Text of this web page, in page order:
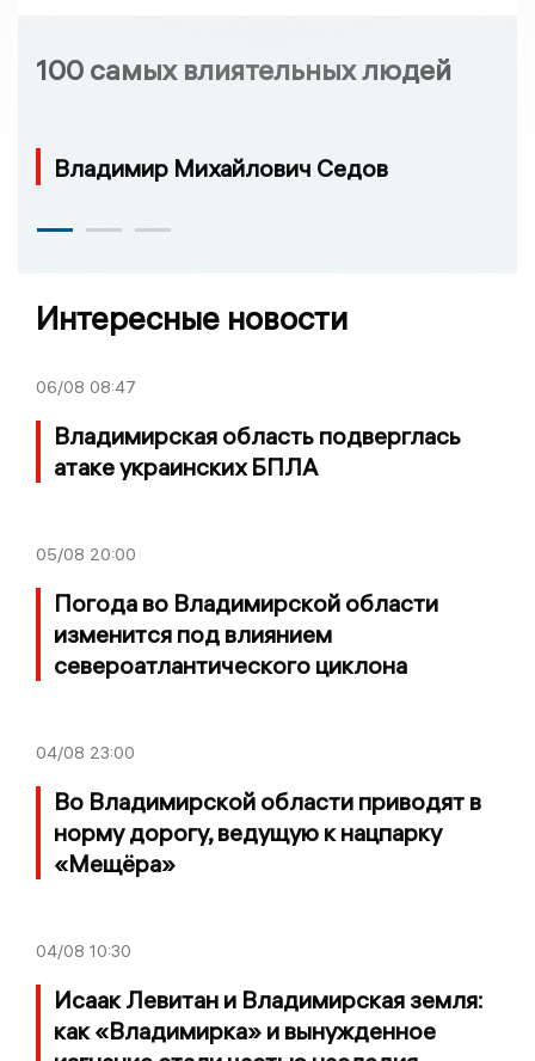
100 самых влиятельных людей
Владимир Михайлович Седов
Интересные новости
06/08 08:47
Владимирская область подверглась
атаке украинских БПЛА
05/08 20:00
Погода во Владимирской области
изменится под влиянием
североатлантического циклона
04/08 23:00
Во Владимирской области приводят в
норму дорогу, ведущую к нацпарку
«Мещёра»
04/08 10:30
Исаак Левитан и Владимирская земля:
как «Владимирка» и вынужденное